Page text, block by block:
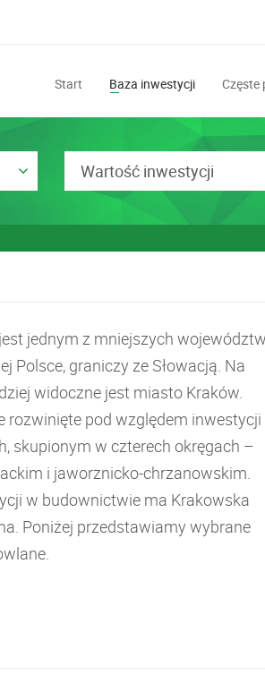
Start Baza inwestycji Częste
Wartość inwestycji
jest jednym z mniejszych
Polsce, graniczy ze Słowacją. Na
widoczne jest miasto Kraków.
rozwinięte pod względem inwestycji
skupionym w czterech okręgach –
i jaworznicko-chrzanowskim.
w budownictwie ma Krakowska
Poniżej przedstawiamy wybrane